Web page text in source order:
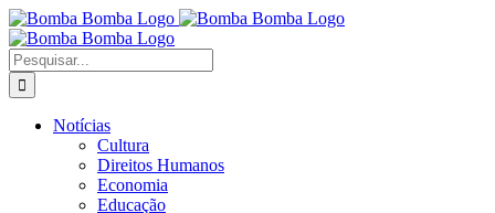
Ir
para
o
conteúdo
Buscar
resultados
para:
Notícias
Cultura
Direitos Humanos
Economia
Educação